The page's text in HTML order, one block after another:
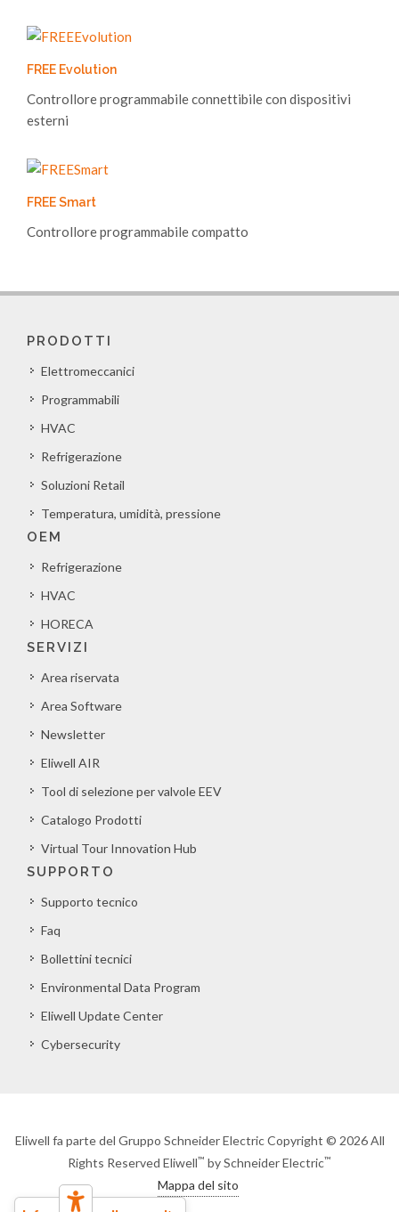
FREE Evolution
Controllore programmabile connettibile con dispositivi
esterni
FREE Smart
Controllore programmabile compatto
PRODOTTI
Elettromeccanici
Programmabili
HVAC
Refrigerazione
Soluzioni Retail
Temperatura, umidità, pressione
OEM
Refrigerazione
HVAC
HORECA
SERVIZI
Area riservata
Area Software
Newsletter
Eliwell AIR
Tool di selezione per valvole EEV
Catalogo Prodotti
Virtual Tour Innovation Hub
SUPPORTO
Supporto tecnico
Faq
Bollettini tecnici
Environmental Data Program
Eliwell Update Center
Cybersecurity
Eliwell fa parte del Gruppo Schneider Electric Copyright © 2026 All
Rights Reserved Eliwell™ by Schneider Electric™
Mappa del sito